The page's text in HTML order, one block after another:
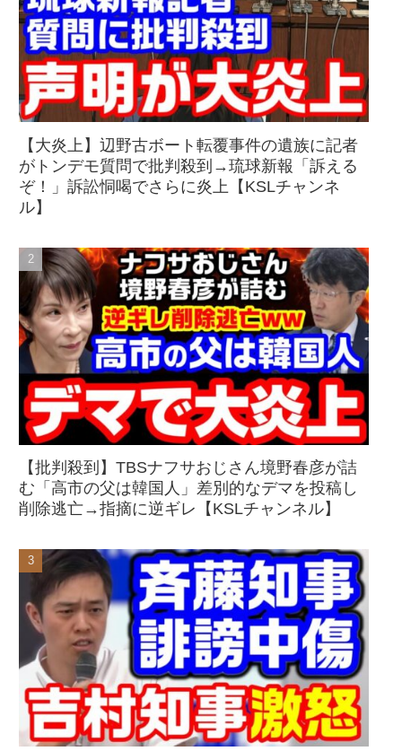
【大炎上】辺野古ボート転覆事件の遺族に記者
がトンデモ質問で批判殺到→琉球新報「訴える
ぞ！」訴訟恫喝でさらに炎上【KSLチャンネ
ル】
【批判殺到】TBSナフサおじさん境野春彦が詰
む「高市の父は韓国人」差別的なデマを投稿し
削除逃亡→指摘に逆ギレ【KSLチャンネル】